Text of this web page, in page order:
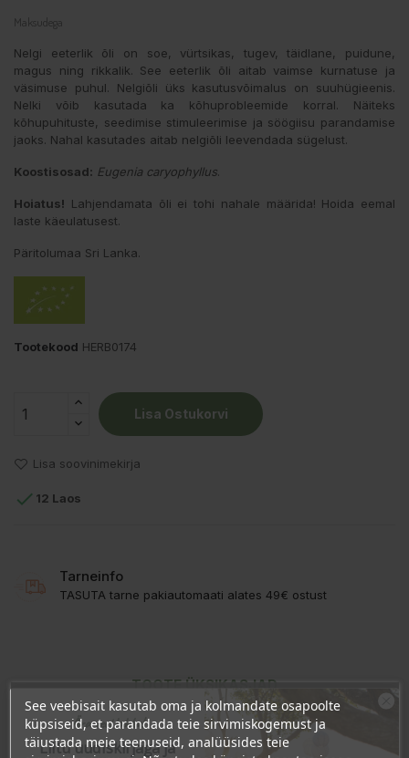
Maksudega
Nelgi eeterlik õli on soe, vürtsikas, tugev, täidlane, puidune,
magus ning rikkalik. See eeterlik õli aitab vaimse kurnatuse ja
väsimuse puhul. Nelgiõli üks kasutusvõimalus on suuhügieenis.
Nelki võib kasutada ka kõhuprobleemide korral. Näiteks
kõhupuhituste, seedimise stimuleerimise ja söögiisu parandamise
jaoks. Nahal kasutades aitab nelgiõli leevendada sügelust.
Koostisosad: Eugenia caryophyllus.
Hoiatus! Lahjendamata õli ei tohi nahale määrida! Hoida eemal
laste käeulatusest.
Päritolumaa Sri Lanka.
Tootekood HERB0174
Lisa Ostukorvi
Lisa soovinimekirja
 12 Laos
Tarneinfo
TASUTA tarne pakiautomaati alates 49€ ostust
TOOTE ÜKSIKASJAD
KLIENDI KOMMENTAARID
See veebisait kasutab oma ja kolmandate osapoolte
küpsiseid, et parandada teie sirvimiskogemust ja
täiustada meie teenuseid, analüüsides teie
Ära veel lahku!
Liitu uudiskirjaga ja